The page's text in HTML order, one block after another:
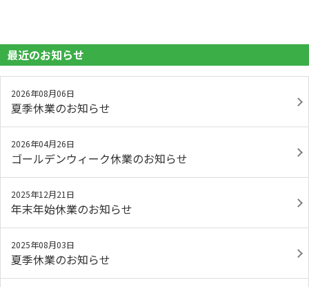
最近のお知らせ
2026年08月06日
夏季休業のお知らせ
2026年04月26日
ゴールデンウィーク休業のお知らせ
2025年12月21日
年末年始休業のお知らせ
2025年08月03日
夏季休業のお知らせ